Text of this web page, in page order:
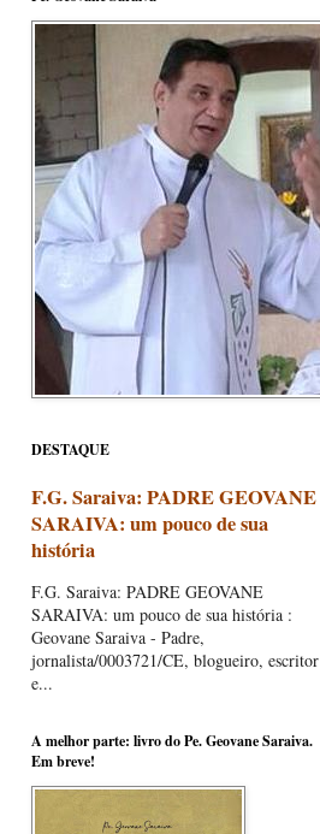
DESTAQUE
F.G. Saraiva: PADRE GEOVANE
SARAIVA: um pouco de sua
história
F.G. Saraiva: PADRE GEOVANE
SARAIVA: um pouco de sua história :
Geovane Saraiva - Padre,
jornalista/0003721/CE, blogueiro, escritor
e...
A melhor parte: livro do Pe. Geovane Saraiva.
Em breve!